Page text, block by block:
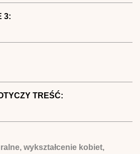
3:
TREŚĆ:
wykształcenie kobiet,